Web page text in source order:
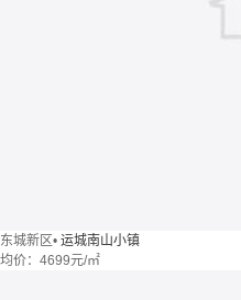
东城新区• 运城南山小镇
均价： 4699元/㎡